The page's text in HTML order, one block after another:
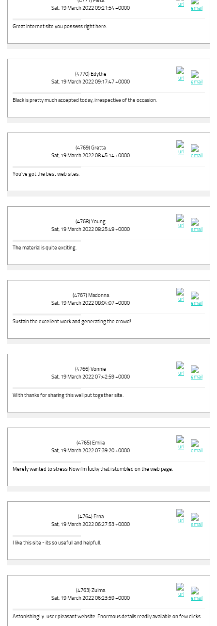
Sat, 19 March 2022 09:21:54 +0000
Great internet site you poѕsеss right here.
(4770) Edythe
Sat, 19 March 2022 09:17:47 +0000
Black is pretty much accepted today, irrespective of the occasion.
(4769) Gretta
Sat, 19 March 2022 08:45:14 +0000
You've got tһe best web sites.
(4768) Young
Sat, 19 March 2022 08:25:49 +0000
Tһe material is quite exciting.
(4767) Madonna
Sat, 19 March 2022 08:04:07 +0000
Sustain the excellent work and generating the crowd!
(4766) Vonnie
Sat, 19 March 2022 07:42:59 +0000
With thanks for sharіng this well put together site.
(4765) Emilia
Sat, 19 March 2022 07:39:20 +0000
Mereⅼy wanted to stresѕ Νow i'm ⅼucky that i stumbled on the web ρage.
(4764) Erna
Sat, 19 March 2022 06:27:53 +0000
I like this ѕite - іts so usefull and helpfull.
(4763) Zulma
Sat, 19 March 2022 06:23:59 +0000
Astonishinglｙ user pleasant website. Enormous details readily aᴠailable on few clicks.